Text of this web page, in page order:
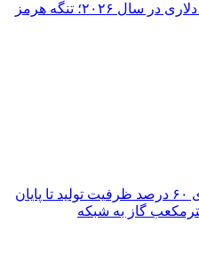
پیش‌بینی بارکلیز از نفت ۹۶ دلاری در سال ۲۰۲۶؛ تنگه هرمز
خیز پارس جنوبی برای احیای ۶۰ درصد ظرفیت تولید تا پایان